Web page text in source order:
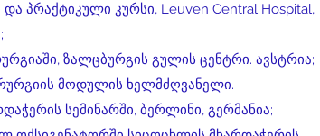
პრაქტიკული კურსი, Leuven Central Hospital,
ზალცბურგის გულის ცენტრი. ავსტრია;
მოდულის ხელმძღვანელი.
სემინარში, ბერლინი, გერმანია;